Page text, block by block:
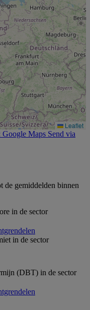
Leaflet
Google Maps Send via
de gemiddelden binnen
in de sector
in de sector
(DBT) in de sector